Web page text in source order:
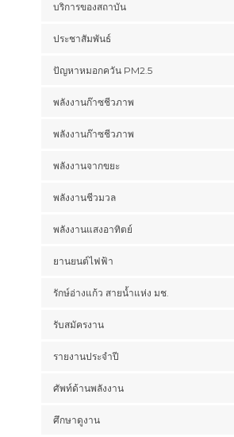
บริการของสถาบัน
ประชาสัมพันธ์
ปัญหาหมอกควัน PM2.5
พลังงานก๊าซชีวภาพ
พลังงานก๊าซชีวภาพ
พลังงานจากขยะ
พลังงานชีวมวล
พลังงานแสงอาทิตย์
ยานยนต์ไฟฟ้า
รักษ์อ่างแก้ว สายน้ำแห่ง มช.
รับสมัครงาน
รายงานประจำปี
ศัพท์ด้านพลังงาน
ศึกษาดูงาน